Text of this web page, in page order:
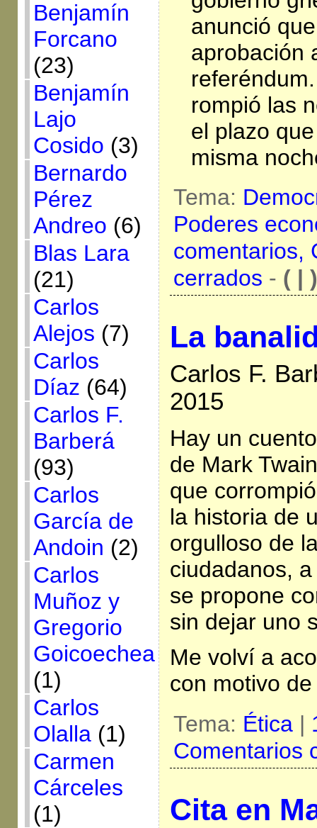
Benjamín
Forcano
(23)
Benjamín
Lajo
Cosido (3)
Bernardo
Pérez
Andreo (6)
Blas Lara
(21)
Carlos
Alejos (7)
Carlos
Díaz (64)
Carlos F.
Barberá
(93)
Carlos
García de
Andoin (2)
Carlos
Muñoz y
Gregorio
Goicoechea
(1)
Carlos
Olalla(1)
Carmen
Cárceles
(1)
anunció
aprobación
rompió las
el plazo
misma
Tema:
Poderes
comentarios,
cerrados - ( | )
La
Carlos F.
2015
Hay un
de Mark
que
la historia de
orgulloso de
ciudadanos,
se propone
sin dejar uno
Me volví a
con motivo
Tema: Ética|
Comentarios
Cita en